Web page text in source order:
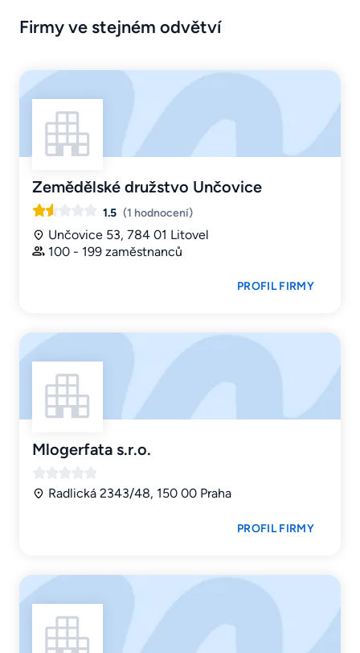
Firmy ve stejném odvětví
Zemědělské družstvo Unčovice
1.5 (1 hodnocení)
Unčovice 53, 784 01 Litovel
100 - 199 zaměstnanců
PROFIL FIRMY
Mlogerfata s.r.o.
Radlická 2343/48, 150 00 Praha
PROFIL FIRMY